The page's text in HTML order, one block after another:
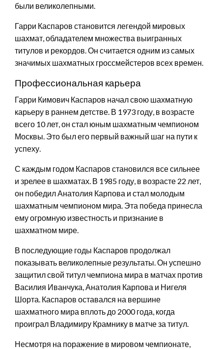
были великолепными.
Гарри Каспаров становится легендой мировых
шахмат, обладателем множества выигранных
титулов и рекордов. Он считается одним из самых
значимых шахматных гроссмейстеров всех времен.
Профессиональная карьера
Гарри Кимович Каспаров начал свою шахматную
карьеру в раннем детстве. В 1973 году, в возрасте
всего 10 лет, он стал юным шахматным чемпионом
Москвы. Это был его первый важный шаг на пути к
успеху.
С каждым годом Каспаров становился все сильнее
и зрелее в шахматах. В 1985 году, в возрасте 22 лет,
он победил Анатолия Карпова и стал молодым
шахматным чемпионом мира. Эта победа принесла
ему огромную известность и признание в
шахматном мире.
В последующие годы Каспаров продолжал
показывать великолепные результаты. Он успешно
защитил свой титул чемпиона мира в матчах против
Василия Иванчука, Анатолия Карпова и Нигеля
Шорта. Каспаров оставался на вершине
шахматного мира вплоть до 2000 года, когда
проиграл Владимиру Крамнику в матче за титул.
Несмотря на поражение в мировом чемпионате,